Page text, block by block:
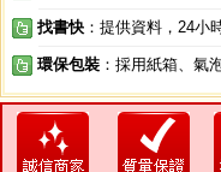
找書快 ：提供資料，24小
環保包裝 ：採用紙箱、氣